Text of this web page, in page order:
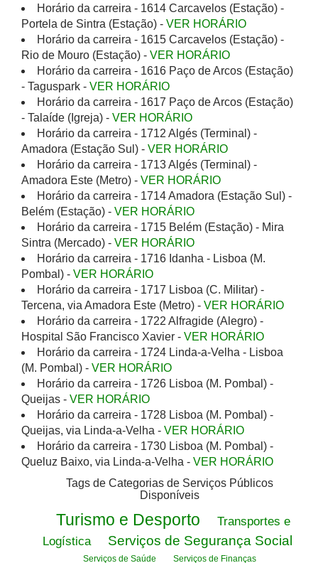
Horário da carreira - 1614 Carcavelos (Estação) -
Portela de Sintra (Estação) - VER HORÁRIO
Horário da carreira - 1615 Carcavelos (Estação) -
Rio de Mouro (Estação) - VER HORÁRIO
Horário da carreira - 1616 Paço de Arcos (Estação)
- Taguspark - VER HORÁRIO
Horário da carreira - 1617 Paço de Arcos (Estação)
- Talaíde (Igreja) - VER HORÁRIO
Horário da carreira - 1712 Algés (Terminal) -
Amadora (Estação Sul) - VER HORÁRIO
Horário da carreira - 1713 Algés (Terminal) -
Amadora Este (Metro) - VER HORÁRIO
Horário da carreira - 1714 Amadora (Estação Sul) -
Belém (Estação) - VER HORÁRIO
Horário da carreira - 1715 Belém (Estação) - Mira
Sintra (Mercado) - VER HORÁRIO
Horário da carreira - 1716 Idanha - Lisboa (M.
Pombal) - VER HORÁRIO
Horário da carreira - 1717 Lisboa (C. Militar) -
Tercena, via Amadora Este (Metro) - VER HORÁRIO
Horário da carreira - 1722 Alfragide (Alegro) -
Hospital São Francisco Xavier - VER HORÁRIO
Horário da carreira - 1724 Linda-a-Velha - Lisboa
(M. Pombal) - VER HORÁRIO
Horário da carreira - 1726 Lisboa (M. Pombal) -
Queijas - VER HORÁRIO
Horário da carreira - 1728 Lisboa (M. Pombal) -
Queijas, via Linda-a-Velha - VER HORÁRIO
Horário da carreira - 1730 Lisboa (M. Pombal) -
Queluz Baixo, via Linda-a-Velha - VER HORÁRIO
Tags de Categorias de Serviços Públicos
Disponíveis
Turismo e Desporto
Transportes e
Logística
Serviços de Segurança Social
Serviços de Saúde Serviços de Finanças